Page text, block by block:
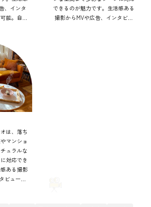
、インタ
能。自然
できま
できるのが魅力です。生活感ある
撮影からMVや広告、インタビュ
は、落ち
マンショ
ュラルな
対応でき
ある撮影
ビューま